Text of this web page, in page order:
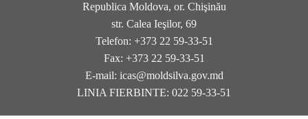
Republica Moldova, or. Chişinău
str. Calea Ieşilor, 69
Telefon: +373 22 59-33-51
Fax: +373 22 59-33-51
E-mail: icas@moldsilva.gov.md
LINIA FIERBINTE: 022 59-33-51